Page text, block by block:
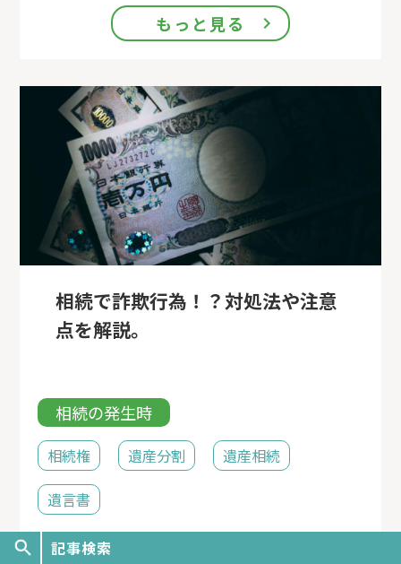
もっと見る
相続で詐欺行為！？対処法や注意
点を解説。
相続の発生時
相続権 遺産分割 遺産相続
遺言書